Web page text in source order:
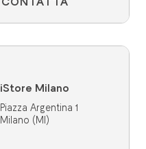
iStore Milano
Piazza Argentina 1
Milano (MI)